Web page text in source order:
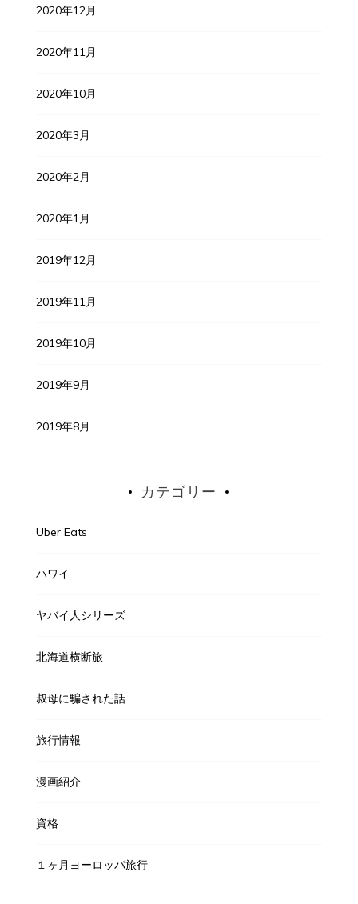
2020年12月
2020年11月
2020年10月
2020年3月
2020年2月
2020年1月
2019年12月
2019年11月
2019年10月
2019年9月
2019年8月
カテゴリー
Uber Eats
ハワイ
ヤバイ人シリーズ
北海道横断旅
叔母に騙された話
旅行情報
漫画紹介
資格
１ヶ月ヨーロッパ旅行